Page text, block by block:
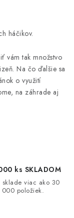
háčikov.
vám tak množstvo
Na čo ďalšie sa
o využití
na záhrade aj
ks SKLADOM
sklade viac ako 30
položiek.